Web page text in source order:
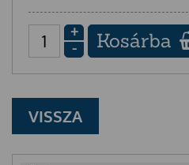
+
-
Kosárba
VISSZA